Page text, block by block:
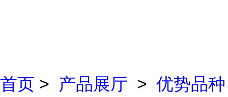
首页 > 产品展厅 > 优势品种